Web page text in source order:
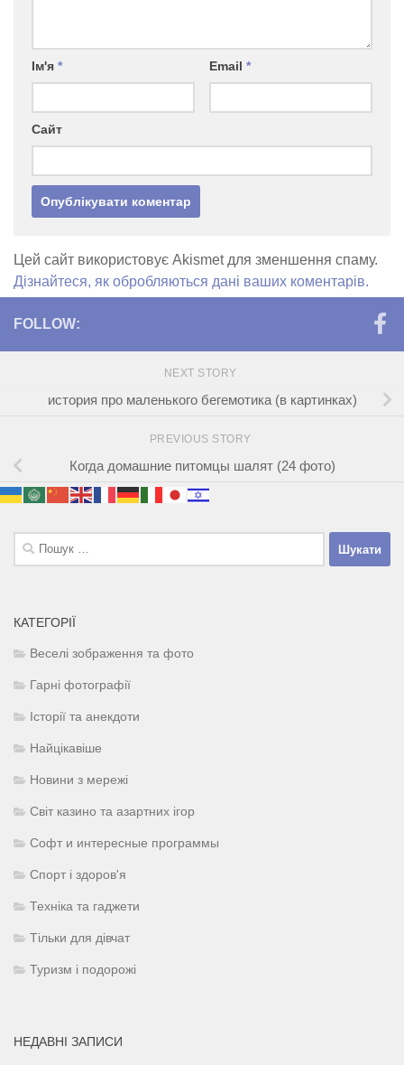
Ім'я * Email *
Сайт
Цей сайт використовує Akismet для зменшення спаму.
Дізнайтеся, як обробляються дані ваших коментарів.
FOLLOW:
NEXT STORY
история про маленького бегемотика (в картинках)
PREVIOUS STORY
Когда домашние питомцы шалят (24 фото)
Пошук:
КАТЕГОРІЇ
Веселі зображення та фото
Гарні фотографії
Історії та анекдоти
Найцікавіше
Новини з мережі
Світ казино та азартних ігор
Софт и интересные программы
Спорт і здоров'я
Техніка та гаджети
Тільки для дівчат
Туризм і подорожі
НЕДАВНІ ЗАПИСИ